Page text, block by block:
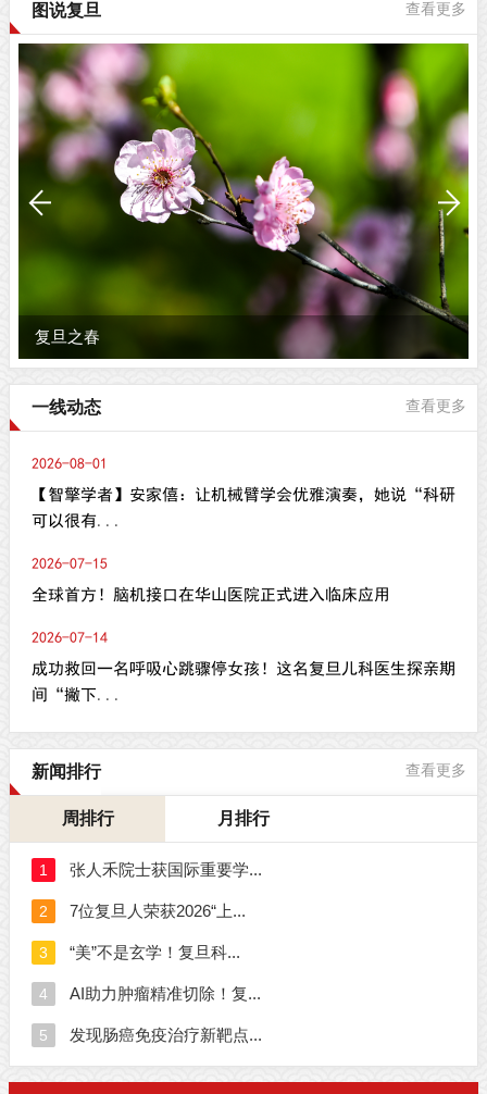
图说复旦 查看更多
复旦之春
一线动态 查看更多
2026-08-01
【智擎学者】安家僖：让机械臂学会优雅演奏，她说“科研
可以很有...
2026-07-15
全球首方！脑机接口在华山医院正式进入临床应用
2026-07-14
成功救回一名呼吸心跳骤停女孩！这名复旦儿科医生探亲期
间“撇下...
新闻排行 查看更多
周排行 月排行